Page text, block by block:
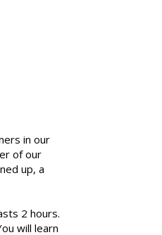
in our
of our
up, a
2 hours.
will learn